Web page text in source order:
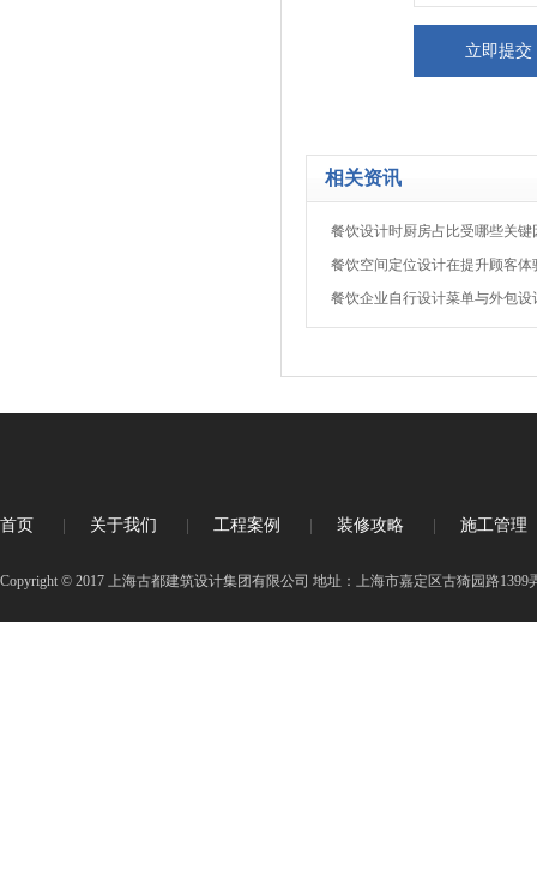
相关资讯
餐饮设计时厨房占比受哪些关键
餐饮空间定位设计在提升顾客体
餐饮企业自行设计菜单与外包设
首页 关于我们 工程案例 装修攻略 施工管理
Copyright © 2017 上海古都建筑设计集团有限公司 地址：上海市嘉定区古猗园路1399